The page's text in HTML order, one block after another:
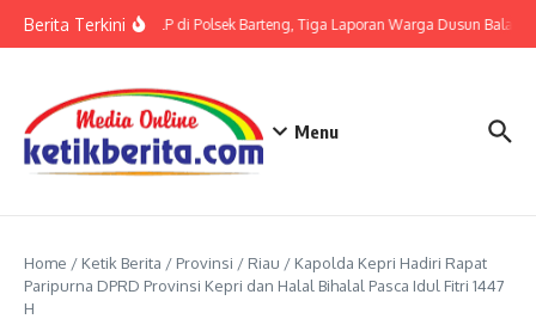
Berita TerkiniTerkait LP di Polsek Barteng, Tiga Laporan Warga Dusun Balaka
Menu
Home / Ketik Berita / Provinsi / Riau / Kapolda Kepri Hadiri Rapat
Paripurna DPRD Provinsi Kepri dan Halal Bihalal Pasca Idul Fitri 1447
H